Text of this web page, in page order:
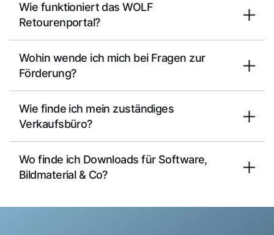
Wie funktioniert das WOLF
Retourenportal?
Wohin wende ich mich bei Fragen zur
Förderung?
Wie finde ich mein zuständiges
Verkaufsbüro?
Wo finde ich Downloads für Software,
Bildmaterial & Co?